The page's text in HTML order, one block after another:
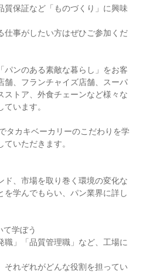
質保証など「ものづくり」に興味
仕事がしたい方はぜひご参加くだ
パンのある素敵な暮らし」をお客
舗、フランチャイズ店舗、スーパ
ストア、外食チェーンなど様々な
います。
タカキベーカリーのこだわりを学
いただきます。
ド、市場を取り巻く環境の変化な
を学んでもらい、パン業界に詳し
学ぼう
」「品質管理職」など、工場に
それぞれがどんな役割を担ってい